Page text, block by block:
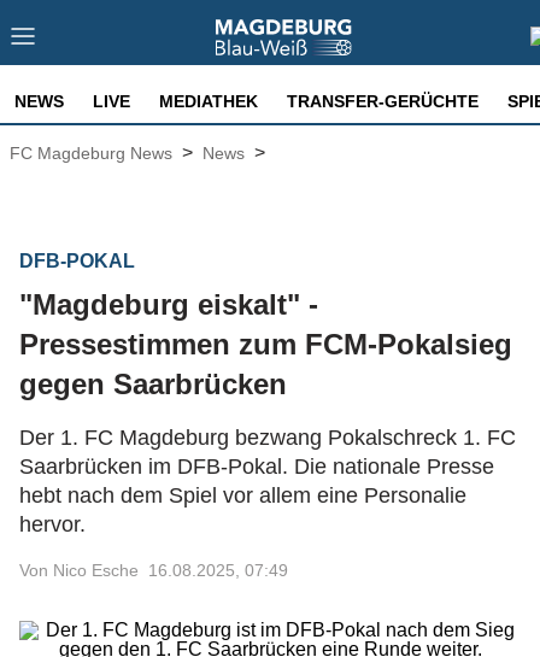
NEWS LIVE MEDIATHEK TRANSFER-GERÜCHTE
FC Magdeburg News > News >
DFB-POKAL
"Magdeburg eiskalt" -
Pressestimmen zum FCM-Pokalsieg
gegen Saarbrücken
Der 1. FC Magdeburg bezwang Pokalschreck 1. FC
Saarbrücken im DFB-Pokal. Die nationale Presse
hebt nach dem Spiel vor allem eine Personalie
hervor.
Von Nico Esche 16.08.2025, 07:49